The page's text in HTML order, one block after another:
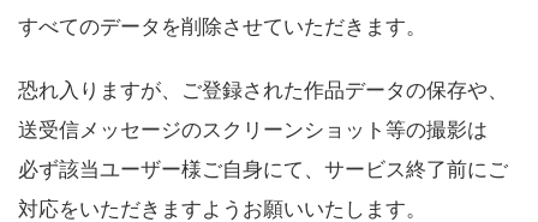
すべてのデータを削除させていただきます。
恐れ入りますが、ご登録された作品データの保存や、
送受信メッセージのスクリーンショット等の撮影は
必ず該当ユーザー様ご自身にて、サービス終了前にご
対応をいただきますようお願いいたします。